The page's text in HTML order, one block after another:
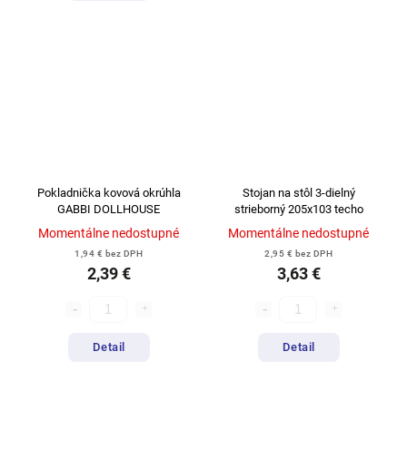
Pokladnička kovová okrúhla
GABBI DOLLHOUSE
Momentálne nedostupné
1,94 € bez DPH
2,39 €
Detail
Stojan na stôl 3-dielný
strieborný 205x103 techo
Momentálne nedostupné
2,95 € bez DPH
3,63 €
Detail